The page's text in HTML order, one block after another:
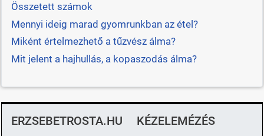
Összetett számok
Mennyi ideig marad gyomrunkban az étel?
Miként értelmezhető a tűzvész álma?
Mit jelent a hajhullás, a kopaszodás álma?
ERZSEBETROSTA.HU KÉZELEMÉZÉS